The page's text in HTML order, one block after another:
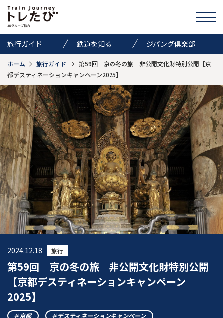
旅行ガイド 鉄道を知る ジパング倶楽部
きっぷ情報 ニュース イベント
検索
トレたびのススメ
お気に入り
お問い合わせ Global
ホーム 旅行ガイド
第59回 京の冬の旅 非公開文化財特別公開【京
都デスティネーションキャンペーン2025】
2024.12.18 旅行
第59回 京の冬の旅 非公開文化財特別公開
【京都デスティネーションキャンペーン
2025】
京都
デスティネーションキャンペーン